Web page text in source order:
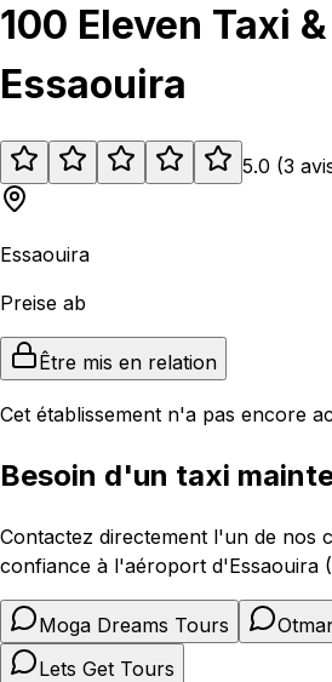
100 Eleven Taxi
Essaouira
5.0 (3
Essaouira
Preise ab
Être mis en relation
Cet établissement n'a pas encore
Besoin d'un taxi
Contactez directement l'un de nos
confiance à l'aéroport d'Essaouira
Moga Dreams Tours
Lets Get Tours